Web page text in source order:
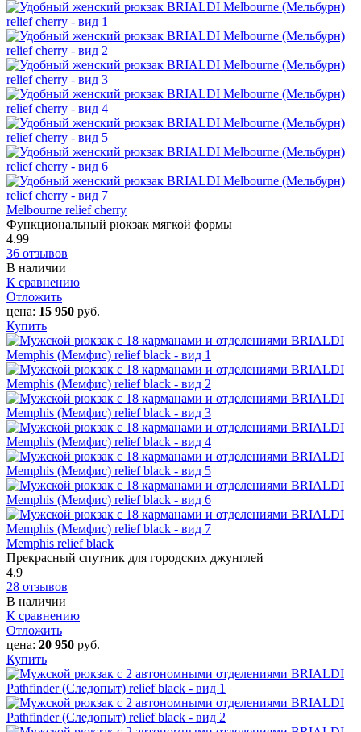
Melbourne relief cherry
Функциональный рюкзак мягкой формы
4.99
36 отзывов
В наличии
К сравнению
Отложить
цена: 15 950 руб.
Купить
Memphis relief black
Прекрасный спутник для городских джунглей
4.9
28 отзывов
В наличии
К сравнению
Отложить
цена: 20 950 руб.
Купить